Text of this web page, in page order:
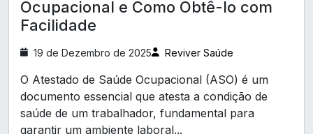
A Relevância do Exame de Retorno ao Trabalho
para uma Reintegração Segura e Eficaz
A Relevância do Exame Médico Ocupacional
para a Promoção da Saúde no Trabalho
A Saúde e Segurança no Trabalho: Um Pilar
para o Sucesso das Empresas
análise ergonômica do trabalho nr17
clinica de exames ocupacionais
clínica de aso ocupacional em paraná
Ocupacional e Como Obtê-lo com
Facilidade
19 de Dezembro de 2025 Reviver Saúde
O Atestado de Saúde Ocupacional (ASO) é um
documento essencial que atesta a condição de
saúde de um trabalhador, fundamental para
garantir um ambiente laboral...